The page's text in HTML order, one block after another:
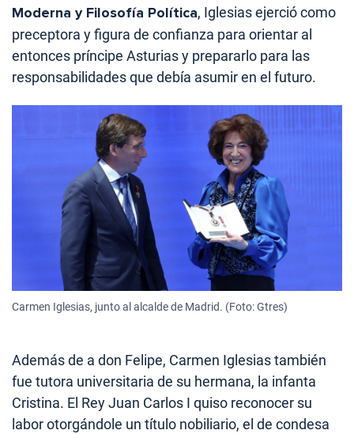
Moderna y Filosofía Política, Iglesias ejerció como
preceptora y figura de confianza para orientar al
entonces príncipe Asturias y prepararlo para las
responsabilidades que debía asumir en el futuro.
Carmen Iglesias, junto al alcalde de Madrid. (Foto: Gtres)
Además de a don Felipe, Carmen Iglesias también
fue tutora universitaria de su hermana, la infanta
Cristina. El Rey Juan Carlos I quiso reconocer su
labor otorgándole un título nobiliario, el de condesa